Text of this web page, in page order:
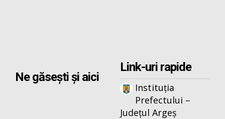
Ne găsești și aici
Link-uri rapide
Instituția
Prefectului –
Județul Argeș